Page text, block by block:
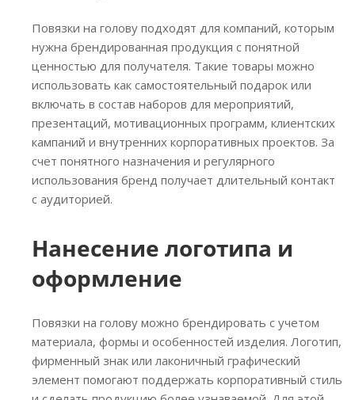
Повязки на голову подходят для компаний, которым
нужна брендированная продукция с понятной
ценностью для получателя. Такие товары можно
использовать как самостоятельный подарок или
включать в состав наборов для мероприятий,
презентаций, мотивационных программ, клиентских
кампаний и внутренних корпоративных проектов. За
счет понятного назначения и регулярного
использования бренд получает длительный контакт
с аудиторией.
Нанесение логотипа и
оформление
Повязки на голову можно брендировать с учетом
материала, формы и особенностей изделия. Логотип,
фирменный знак или лаконичный графический
элемент помогают поддержать корпоративный стиль